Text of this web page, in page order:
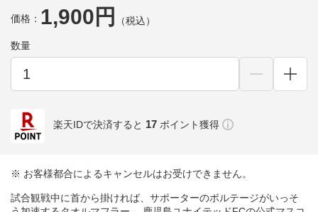
価格： 1,900円 （税込）
数量
楽天IDで決済すると 17 ポイント獲得
※ お客様都合によるキャンセルはお受けできません。
試合観戦中に首から掛ければ、サポーターのボルテージがいっそ